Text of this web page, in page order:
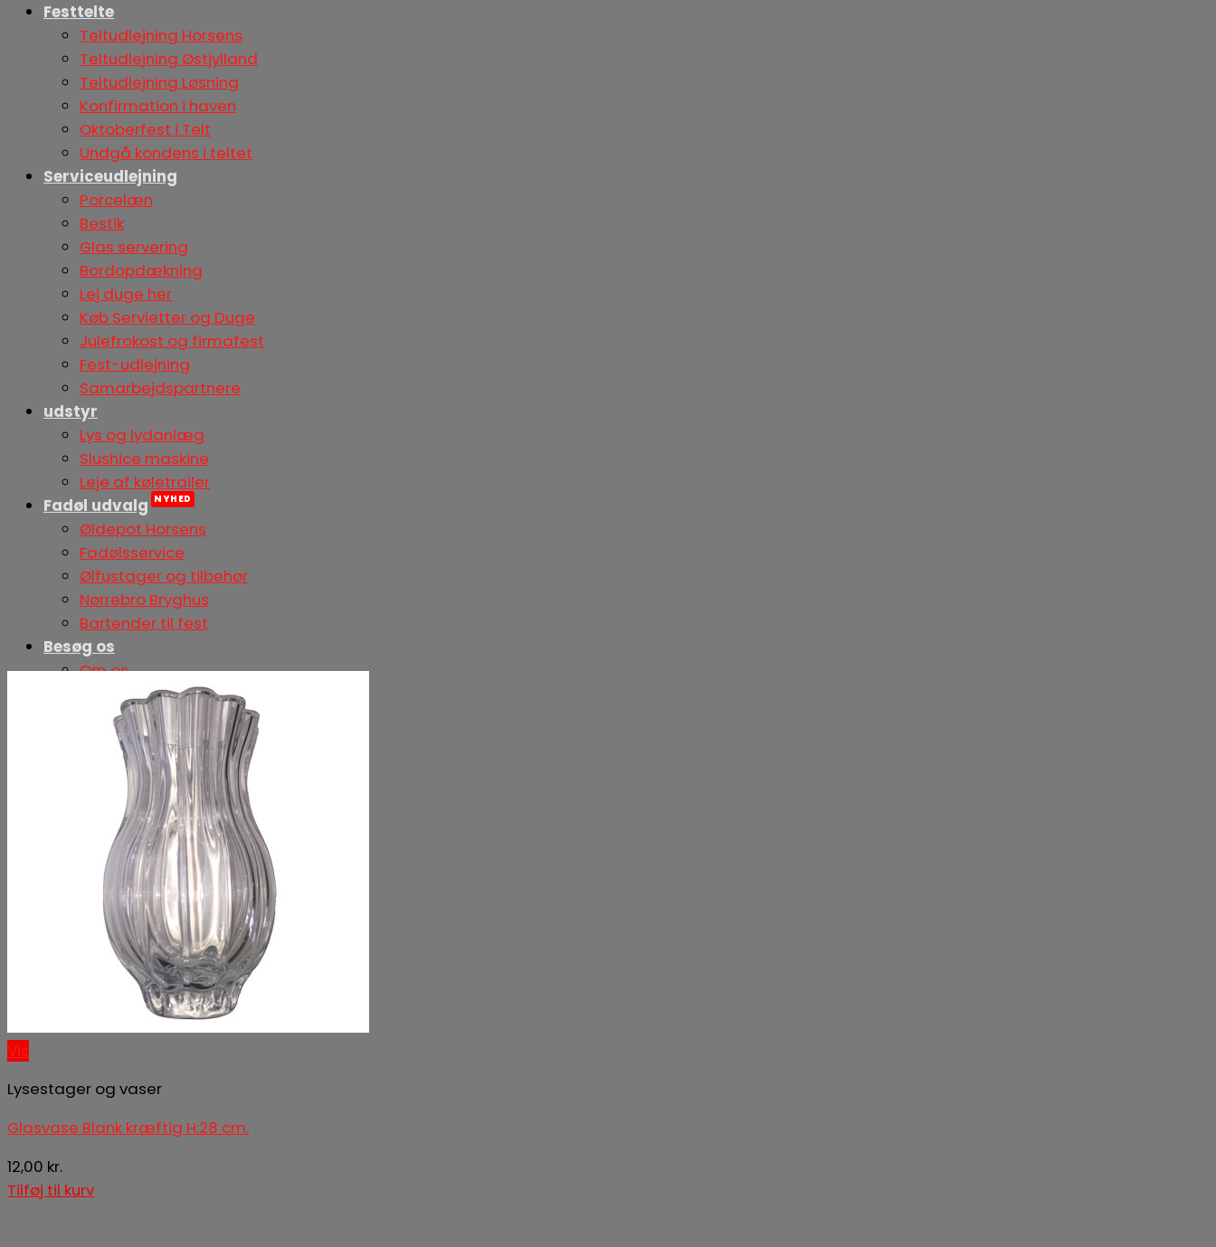
Festtelte
Teltudlejning Horsens
Teltudlejning Østjylland
Teltudlejning Løsning
Konfirmation i haven
Oktoberfest i Telt
Undgå kondens i teltet
Serviceudlejning
Porcelæn
Bestik
Glas servering
Bordopdækning
Lej duge her
Køb Servietter og Duge
Julefrokost og firmafest
Fest-udlejning
Samarbejdspartnere
udstyr
Lys og lydanlæg
Slushice maskine
Leje af køletrailer
Fadøl udvalg
Øldepot Horsens
Fadølsservice
Ølfustager og tilbehør
Nørrebro Bryghus
Bartender til fest
Besøg os
Om os
Vores forretninger
Samarbejdspartnere
0,00kr. 0
Ingen varer i kurven.
Ingen varer i kurven.
Lysestager og vaser
Glasvase Blank kræftig H:28 cm.
12,00 kr.
Tilføj til kurv